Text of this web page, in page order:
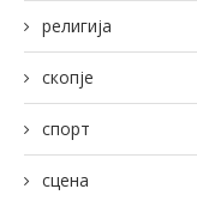
религија
скопје
спорт
сцена